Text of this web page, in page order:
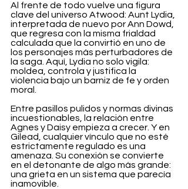
Al frente de todo vuelve una figura
clave del universo Atwood: Aunt Lydia,
interpretada de nuevo por Ann Dowd,
que regresa con la misma frialdad
calculada que la convirtió en uno de
los personajes más perturbadores de
la saga. Aquí, Lydia no solo vigila:
moldea, controla y justifica la
violencia bajo un barniz de fe y orden
moral.
Entre pasillos pulidos y normas divinas
incuestionables, la relación entre
Agnes y Daisy empieza a crecer. Y en
Gilead, cualquier vínculo que no esté
estrictamente regulado es una
amenaza. Su conexión se convierte
en el detonante de algo más grande:
una grieta en un sistema que parecía
inamovible.